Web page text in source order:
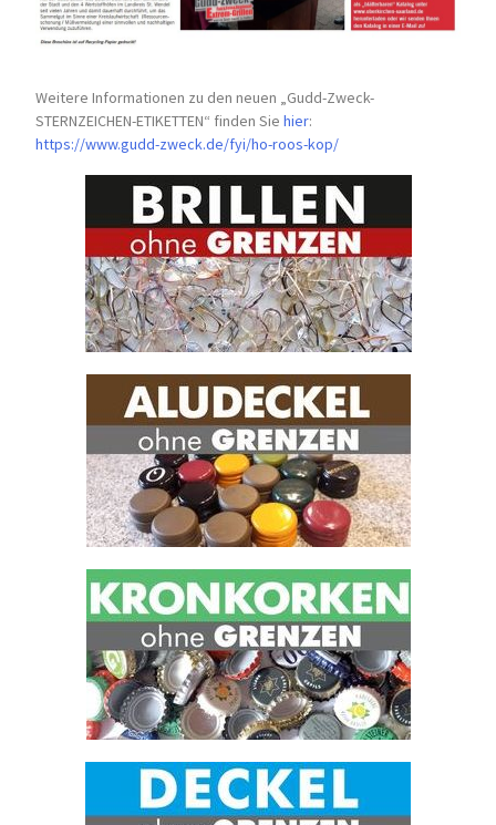
Weitere Informationen zu den neuen „Gudd-Zweck-
STERNZEICHEN-ETIKETTEN“ finden Siehier:
https://www.gudd-zweck.de/fyi/ho-roos-kop/